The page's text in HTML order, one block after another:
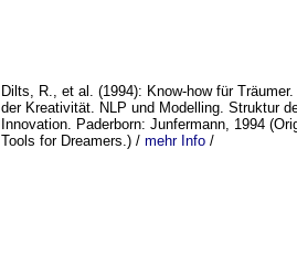
Dilts, R., et al. (1994): Know-how für
der Kreativität. NLP und Modelling. Struktur
Innovation. Paderborn: Junfermann, 1994
Tools for Dreamers.) / mehr Info /